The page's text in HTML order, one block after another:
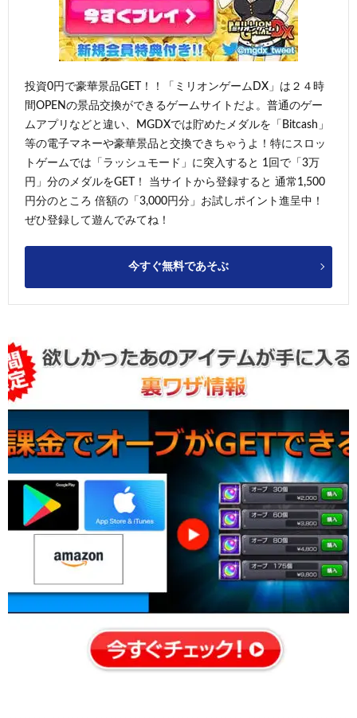
投資0円で豪華景品GET！！「ミリオンゲームDX」は２４時
間OPENの景品交換ができるゲームサイトだよ。普通のゲー
ムアプリなどと違い、MGDXでは貯めたメダルを「Bitcash」
等の電子マネーや豪華景品と交換できちゃうよ！特にスロッ
トゲームでは「ラッシュモード」に突入すると 1回で「3万
円」分のメダルをGET！ 当サイトから登録すると 通常1,500
円分のところ 倍額の「3,000円分」お試しポイント進呈中！
ぜひ登録して遊んでみてね！
今すぐ無料であそぶ